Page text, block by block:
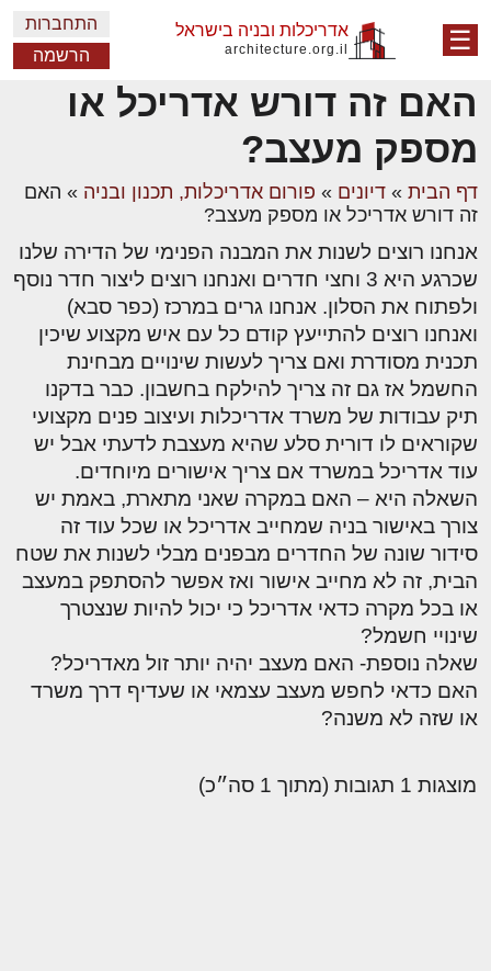
☰ אדריכלות ובניה בישראל
architecture.org.il
התחברות
הרשמה
האם זה דורש אדריכל או
מספק מעצב?
דף הבית » דיונים » פורום אדריכלות, תכנון ובניה » האם
זה דורש אדריכל או מספק מעצב?
אנחנו רוצים לשנות את המבנה הפנימי של הדירה שלנו
שכרגע היא 3 וחצי חדרים ואנחנו רוצים ליצור חדר נוסף
ולפתוח את הסלון. אנחנו גרים במרכז (כפר סבא)
ואנחנו רוצים להתייעץ קודם כל עם איש מקצוע שיכין
תכנית מסודרת ואם צריך לעשות שינויים מבחינת
החשמל אז גם זה צריך להילקח בחשבון. כבר בדקנו
תיק עבודות של משרד אדריכלות ועיצוב פנים מקצועי
שקוראים לו דורית סלע שהיא מעצבת לדעתי אבל יש
עוד אדריכל במשרד אם צריך אישורים מיוחדים.
השאלה היא – האם במקרה שאני מתארת, באמת יש
צורך באישור בניה שמחייב אדריכל או שכל עוד זה
סידור שונה של החדרים מבפנים מבלי לשנות את שטח
הבית, זה לא מחייב אישור ואז אפשר להסתפק במעצב
או בכל מקרה כדאי אדריכל כי יכול להיות שנצטרך
שינויי חשמל?
שאלה נוספת- האם מעצב יהיה יותר זול מאדריכל?
האם כדאי לחפש מעצב עצמאי או שעדיף דרך משרד
או שזה לא משנה?
מוצגות 1 תגובות (מתוך 1 סה״כ)